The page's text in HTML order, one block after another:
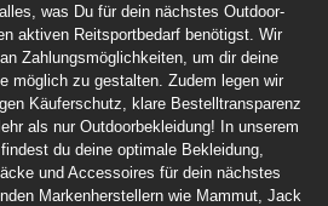
was Du für dein nächstes Outdoor-
aktiven Reitsportbedarf benötigst. Wir
Zahlungsmöglichkeiten, um dir deine
möglich zu gestalten. Zudem legen wir
Käuferschutz, klare Bestelltransparenz
als nur Outdoorbekleidung! In unserem
du deine optimale Bekleidung,
und Accessoires für dein nächstes
Markenherstellern wie Mammut, Jack